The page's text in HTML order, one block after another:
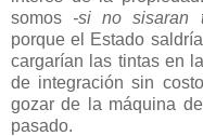
somos -si no sisaran
porque el Estado
cargarían las tintas en
de integración sin
gozar de la máquina
pasado.